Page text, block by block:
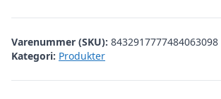
Varenummer (SKU): 8432917777484063098
Kategori: Produkter